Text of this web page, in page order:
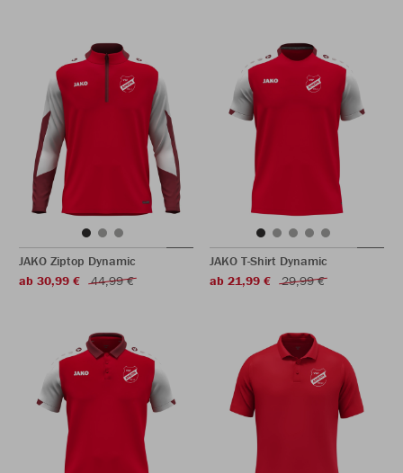
JAKO Ziptop Dynamic
ab 30,99 €
44,99 €
JAKO T-Shirt Dynamic
ab 21,99 €
29,99 €